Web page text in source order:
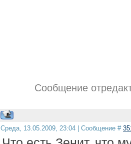
Сообщение
Среда, 13.05.2009, 23:04 | Сообщение #